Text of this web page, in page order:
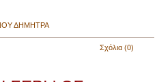
ΔΗΜΗΤΡΑ
Σχόλια (0)